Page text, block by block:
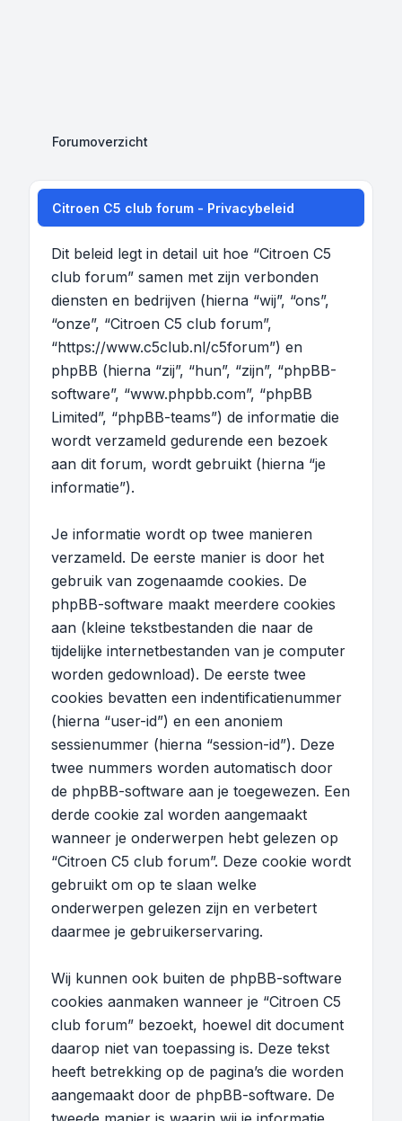
Forumoverzicht
Citroen C5 club forum - Privacybeleid
Dit beleid legt in detail uit hoe “Citroen C5
club forum” samen met zijn verbonden
diensten en bedrijven (hierna “wij”, “ons”,
“onze”, “Citroen C5 club forum”,
“https://www.c5club.nl/c5forum”) en
phpBB (hierna “zij”, “hun”, “zijn”, “phpBB-
software”, “www.phpbb.com”, “phpBB
Limited”, “phpBB-teams”) de informatie die
wordt verzameld gedurende een bezoek
aan dit forum, wordt gebruikt (hierna “je
informatie”).
Je informatie wordt op twee manieren
verzameld. De eerste manier is door het
gebruik van zogenaamde cookies. De
phpBB-software maakt meerdere cookies
aan (kleine tekstbestanden die naar de
tijdelijke internetbestanden van je computer
worden gedownload). De eerste twee
cookies bevatten een indentificatienummer
(hierna “user-id”) en een anoniem
sessienummer (hierna “session-id”). Deze
twee nummers worden automatisch door
de phpBB-software aan je toegewezen. Een
derde cookie zal worden aangemaakt
wanneer je onderwerpen hebt gelezen op
“Citroen C5 club forum”. Deze cookie wordt
gebruikt om op te slaan welke
onderwerpen gelezen zijn en verbetert
daarmee je gebruikerservaring.
Wij kunnen ook buiten de phpBB-software
cookies aanmaken wanneer je “Citroen C5
club forum” bezoekt, hoewel dit document
daarop niet van toepassing is. Deze tekst
heeft betrekking op de pagina’s die worden
aangemaakt door de phpBB-software. De